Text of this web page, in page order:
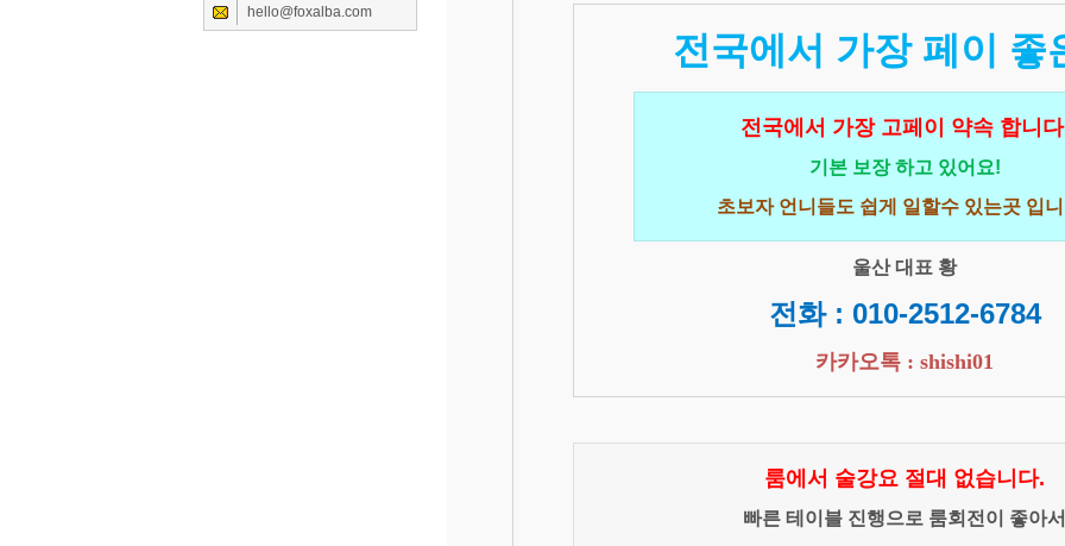
hello@foxalba.com
전국에서 가장 페이 좋
전국에서 가장 고페이 약속 합니
기본 보장 하고 있어요!
초보자 언니들도 쉽게 일할수 있는곳 입
울산 대표 황
전화 : 010-2512-6784
카카오톡 : shishi01
룸에서 술강요 절대 없습니다.
빠른 테이블 진행으로 룸회전이 좋아서